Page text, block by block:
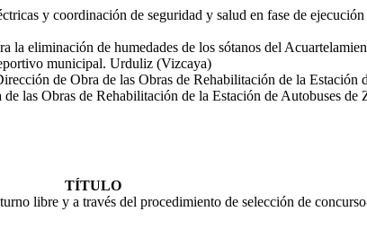
y coordinación de seguridad y salud en fase de
la eliminación de humedades de los sótanos del
municipal. Urduliz (Vizcaya)
de Obra de las Obras de Rehabilitación de la Estación
las Obras de Rehabilitación de la Estación de Autobuses de
TÍTULO
libre y a través del procedimiento de selección de